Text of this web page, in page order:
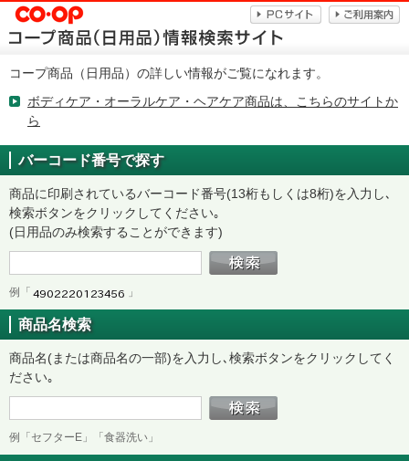
コープ商品（日用品）の詳しい情報がご覧になれます。
ボディケア・オーラルケア・ヘアケア商品は、こちらのサイトか
ら
バーコード番号で探す
商品に印刷されているバーコード番号(13桁もしくは8桁)を入力し､
検索ボタンをクリックしてください｡
(日用品のみ検索することができます)
例「 」
商品名検索
商品名(または商品名の一部)を入力し､検索ボタンをクリックしてく
ださい｡
例「セフターE」「食器洗い」